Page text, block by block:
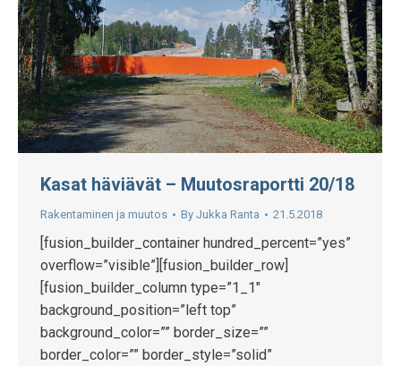
Kasat häviävät – Muutosraportti 20/18
Rakentaminen ja muutos By Jukka Ranta 21.5.2018
[fusion_builder_container hundred_percent=”yes”
overflow=”visible”][fusion_builder_row]
[fusion_builder_column type=”1_1″
background_position=”left top”
background_color=”” border_size=””
border_color=”” border_style=”solid”